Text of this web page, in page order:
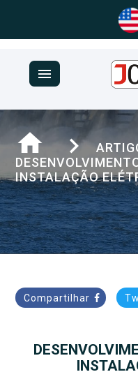
menu
home navigate_next
INSTALAÇÃO
Compartilhar